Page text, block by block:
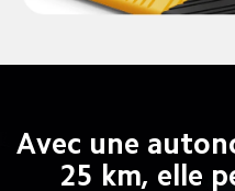
Avec une
25 km, elle